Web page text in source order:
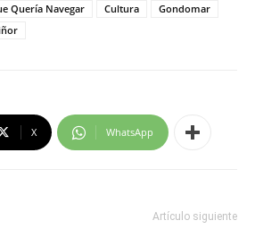
Quería Navegar Cultura
Gondomar
X WhatsApp
Artículo siguiente